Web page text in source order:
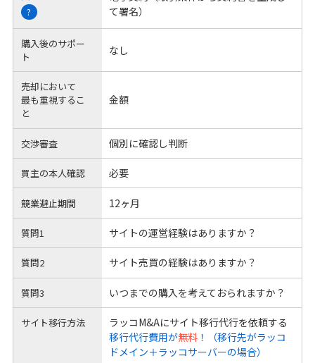
?
て署名）
購入後のサポー
ト
なし
売却において
最も重視するこ
と
金額
交渉審査 個別に確認し判断
買主の本人確認 必要
競業避止期間 12ヶ月
質問1 サイトの運営経験はありますか？
質問2 サイト売買の経験はありますか？
質問3 いつまでの購入を考えておられますか？
サイト移行方法
ラッコM&Aにサイト移行代行を依頼する
移行代行費用が無料！（移行先がラッコ
ドメイン＋ラッコサーバーの場合）